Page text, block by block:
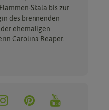
Skala bis zur
des brennenden
ehemaligen
Carolina Reaper.